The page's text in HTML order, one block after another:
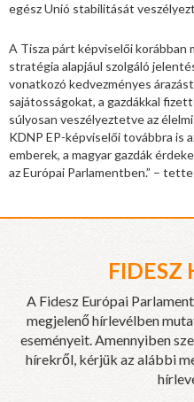
egész Unió stabilitását
A Tisza párt képviselői korábban
stratégia alapjául szolgáló
vonatkozó kedvezményes
sajátosságokat, a gazdákkal
súlyosan veszélyeztetve az
KDNP EP-képviselői továbbra is
emberek, a magyar gazdák
az Európai Parlamentben.” –
FIDESZ
A Fidesz Európai
megjelenő hírlevélben
eseményeit. Amennyiben
hírekről, kérjük az alábbi